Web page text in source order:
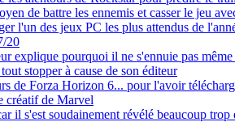
de battre les ennemis et casser le jeu
l'un des jeux PC les plus attendus de
20
explique pourquoi il ne s'ennuie pas
stopper à cause de son éditeur
de Forza Horizon 6... pour l'avoir
créatif de Marvel
il s'est soudainement révélé beaucoup